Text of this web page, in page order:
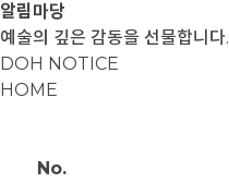
알림마당
예술의 깊은 감동을 선물합니다.
DOH NOTICE
HOME
No.